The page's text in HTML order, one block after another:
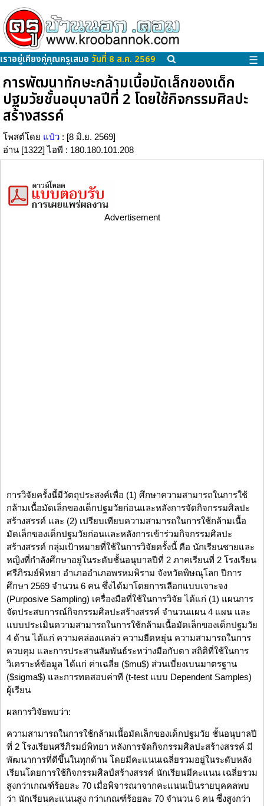
เราอยู่เคียงคู่คุณครูเสมอ วันที่ 8 ส.ค. 2569 ☰
การพัฒนาทักษะกล้ามเนื้อมัดเล็กของเด็ก
ปฐมวัยชั้นอนุบาลปีที่ 2 โดยใช้กิจกรรมศิลปะ
สร้างสรรค์
โพสต์โดย แป๋ว : [8 มิ.ย. 2569]
อ่าน [1322] ไอพี : 180.180.101.208
Advertisement
การวิจัยครั้งนี้มีวัตถุประสงค์เพื่อ (1) ศึกษาความสามารถในการใช้
กล้ามเนื้อมัดเล็กของเด็กปฐมวัยก่อนและหลังการจัดกิจกรรมศิลปะ
สร้างสรรค์ และ (2) เปรียบเทียบความสามารถในการใช้กล้ามเนื้อ
มัดเล็กของเด็กปฐมวัยก่อนและหลังการเข้าร่วมกิจกรรมศิลปะ
สร้างสรรค์ กลุ่มเป้าหมายที่ใช้ในการวิจัยครั้งนี้ คือ นักเรียนชายและ
หญิงที่กำลังศึกษาอยู่ในระดับชั้นอนุบาลปีที่ 2 ภาคเรียนที่ 2 โรงเรียน
ศรีภิรมย์พิทยา อำเภออำเภอพรหมพิราม จังหวัดพิษณุโลก ปีการ
ศึกษา 2569 จำนวน 6 คน ซึ่งได้มาโดยการเลือกแบบเจาะจง
(Purposive Sampling) เครื่องมือที่ใช้ในการวิจัย ได้แก่ (1) แผนการ
จัดประสบการณ์กิจกรรมศิลปะสร้างสรรค์ จำนวนแผน 4 แผน และ
แบบประเมินความสามารถในการใช้กล้ามเนื้อมัดเล็กของเด็กปฐมวัย
4 ด้าน ได้แก่ ความคล่องแคล่ว ความยืดหยุ่น ความสามารถในการ
ควบคุม และการประสานสัมพันธ์ระหว่างมือกับตา สถิติที่ใช้ในการ
วิเคราะห์ข้อมูล ได้แก่ ค่าเฉลี่ย ($mu$) ส่วนเบี่ยงเบนมาตรฐาน
($sigma$) และการทดสอบค่าที (t-test แบบ Dependent Samples)
ผู้เรียน
ผลการวิจัยพบว่า:
ความสามารถในการใช้กล้ามเนื้อมัดเล็กของเด็กปฐมวัย ชั้นอนุบาลปี
ที่ 2 โรงเรียนศรีภิรมย์พิทยา หลังการจัดกิจกรรมศิลปะสร้างสรรค์ มี
พัฒนาการที่ดีขึ้นในทุกด้าน โดยมีคะแนนเฉลี่ยรวมอยู่ในระดับหลัง
เรียนโดยการใช้กิจกรรมศิลป์สร้างสรรค์ นักเรียนมีคะแนน เฉลี่ยรวม
สูงกว่าเกณฑ์ร้อยละ 70 เมื่อพิจารณาจากคะแนนเป็นรายบุคคลพบ
ว่า นักเรียนคะแนนสูง กว่าเกณฑ์ร้อยละ 70 จำนวน 6 คน ซึ่งสูงกว่า